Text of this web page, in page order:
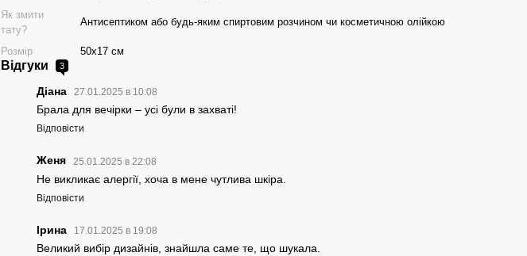
Як змити
тату?
Антисептиком або будь-яким спиртовим розчином чи косметичною олійкою
Розмір 50х17 см
Відгуки 3
Діана 27.01.2025 в 10:08
Брала для вечірки – усі були в захваті!
Відповісти
Женя 25.01.2025 в 22:08
Не викликає алергії, хоча в мене чутлива шкіра.
Відповісти
Ірина 17.01.2025 в 19:08
Великий вибір дизайнів, знайшла саме те, що шукала.